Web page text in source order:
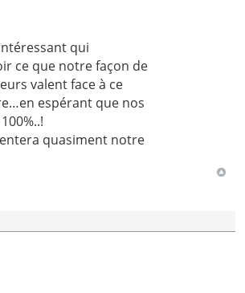
qui
ce que notre façon de
valent face à ce
espérant que nos
quasiment notre